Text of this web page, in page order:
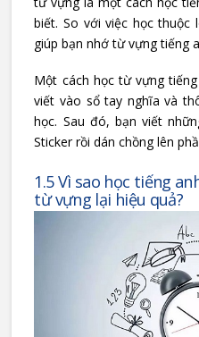
biết. So với việc học thuộc
giúp bạn nhớ từ vựng tiếng
Một cách học từ vựng
viết vào sổ tay nghĩa và
học. Sau đó, bạn viết
Sticker rồi dán chồng lên
1.5 Vì sao học tiếng
từ vựng lại hiệu quả?